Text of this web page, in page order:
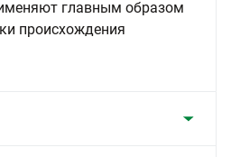
главным образом
происхождения